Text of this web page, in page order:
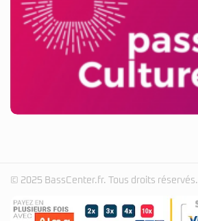
© 2025 BassCenter.fr. Tous droits réservés.